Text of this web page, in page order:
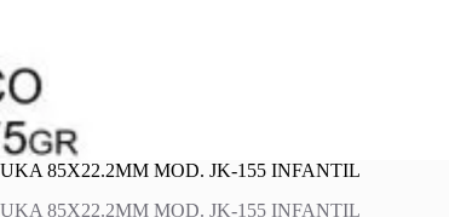
85X22.2MM MOD. JK-155 INFANTIL
85X22.2MM MOD. JK-155 INFANTIL